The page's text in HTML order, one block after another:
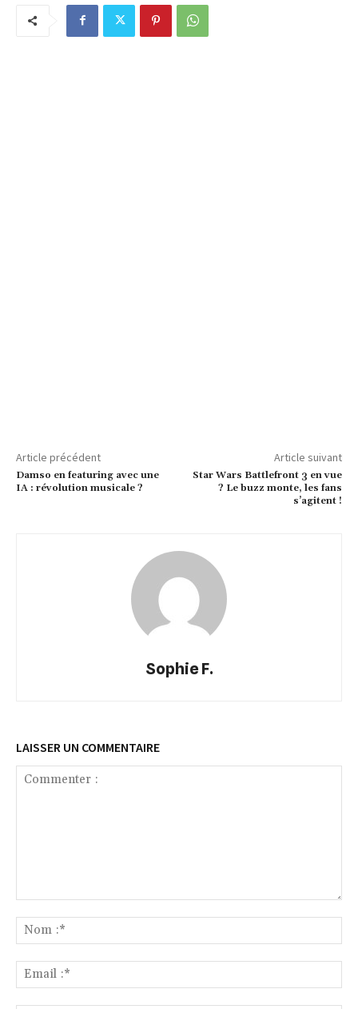
Article précédent
Damso en featuring avec une
IA : révolution musicale ?
Article suivant
Star Wars Battlefront 3 en vue
? Le buzz monte, les fans
s’agitent !
Sophie F.
LAISSER UN COMMENTAIRE